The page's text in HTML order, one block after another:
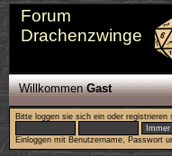
Forum
Drachenzwinge
WillkommenGast
Bitte loggen sie sich ein oderregistrieren
Einloggen mit Benutzername, Passwort